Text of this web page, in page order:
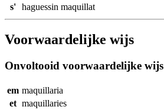
s' haguessin maquillat
Voorwaardelijke wijs
Onvoltooid voorwaardelijke wijs
em maquillaria
et maquillaries